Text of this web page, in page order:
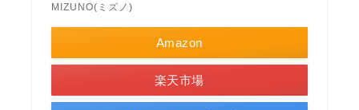
MIZUNO(ミズノ)
Amazon
楽天市場